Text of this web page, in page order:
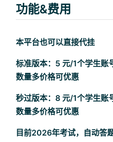
功能&费用
本平台也可以直接代挂
标准版本：5 元/1个学生账
数量多价格可优惠
秒过版本：8 元/1个学生账
数量多价格可优惠
目前2026年考试，自动答